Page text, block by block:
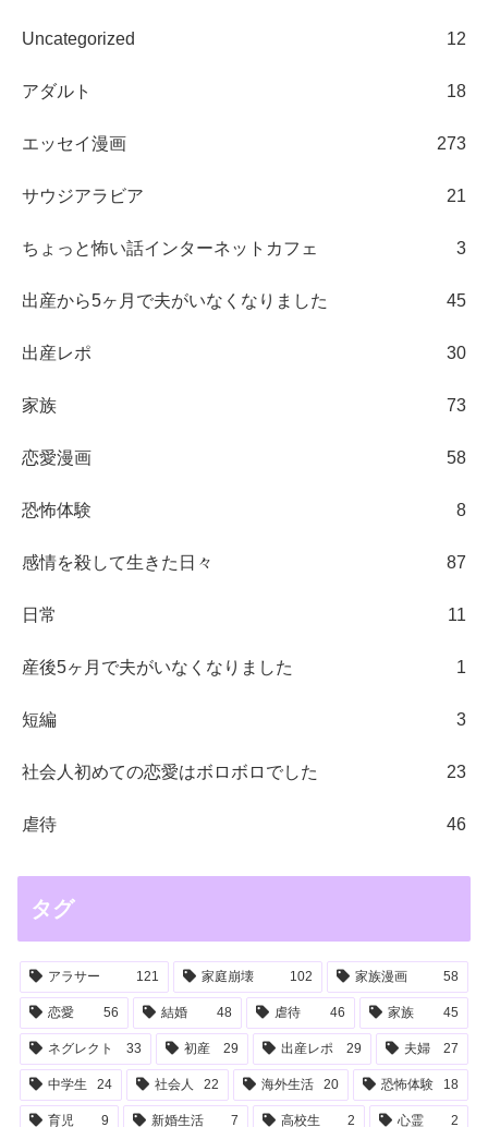
Uncategorized 12
アダルト 18
エッセイ漫画 273
サウジアラビア 21
ちょっと怖い話インターネットカフェ 3
出産から5ヶ月で夫がいなくなりました 45
出産レポ 30
家族 73
恋愛漫画 58
恐怖体験 8
感情を殺して生きた日々 87
日常 11
産後5ヶ月で夫がいなくなりました 1
短編 3
社会人初めての恋愛はボロボロでした 23
虐待 46
タグ
アラサー 121 家庭崩壊 102 家族漫画 58
恋愛 56 結婚 48 虐待 46 家族 45
ネグレクト 33 初産 29 出産レポ 29 夫婦 27
中学生 24 社会人 22 海外生活 20 恐怖体験 18
育児 9 新婚生活 7 高校生 2 心霊 2